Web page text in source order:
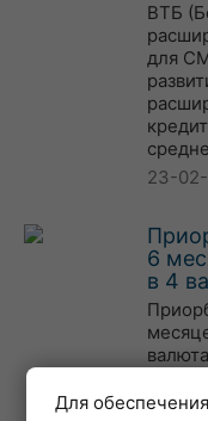
ВТБ
для
23-
6
в 4
Для